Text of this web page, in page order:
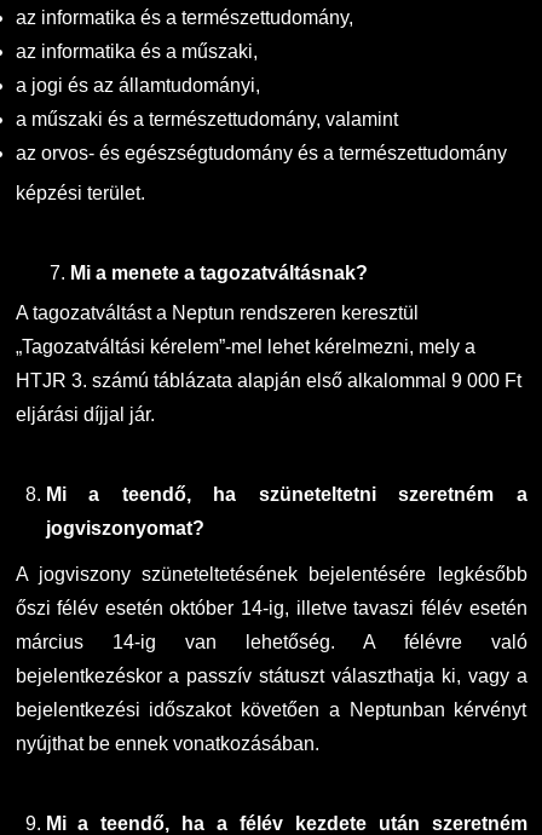
az informatika és a természettudomány,
az informatika és a műszaki,
a jogi és az államtudományi,
a műszaki és a természettudomány, valamint
az orvos- és egészségtudomány és a természettudomány
képzési terület.
7. Mi a menete a tagozatváltásnak?
A tagozatváltást a Neptun rendszeren keresztül
„Tagozatváltási kérelem”-mel lehet kérelmezni, mely a
HTJR 3. számú táblázata alapján első alkalommal 9 000 Ft
eljárási díjjal jár.
Mi a teendő, ha szüneteltetni szeretném a
jogviszonyomat?
A jogviszony szüneteltetésének bejelentésére legkésőbb
őszi félév esetén október 14-ig, illetve tavaszi félév esetén
március 14-ig van lehetőség. A félévre való
bejelentkezéskor a passzív státuszt választhatja ki, vagy a
bejelentkezési időszakot követően a Neptunban kérvényt
nyújthat be ennek vonatkozásában.
Mi a teendő, ha a félév kezdete után szeretném